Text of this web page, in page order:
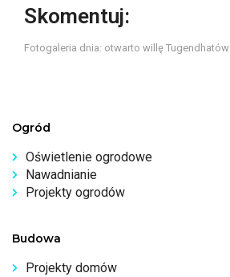
Skomentuj:
Fotogaleria dnia: otwarto willę Tugendhatów
Ogród
Oświetlenie ogrodowe
Nawadnianie
Projekty ogrodów
Budowa
Projekty domów